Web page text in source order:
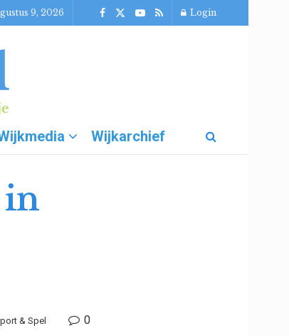
9, 2026 Login
Wijkarchief
in
& Spel 0